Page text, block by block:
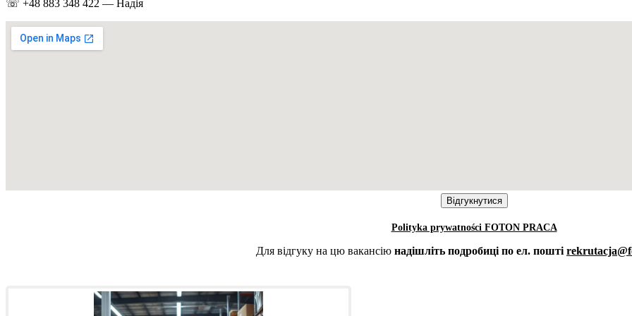
☏️ +48 883 348 422 — Надія
Polityka prywatności FOTON PRACA
Для відгуку на цю вакансію надішліть подробиці по ел. пошті